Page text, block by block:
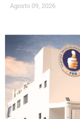
Agosto 09, 2026